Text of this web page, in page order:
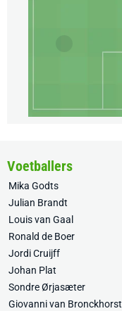
Voetballers
Mika Godts
Julian Brandt
Louis van Gaal
Ronald de Boer
Jordi Cruijff
Johan Plat
Sondre Ørjasæter
Giovanni van Bronckhorst